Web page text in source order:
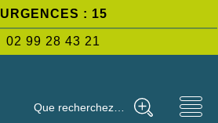
URGENCES : 15
02 99 28 43 21
Que recherchez-vous ?